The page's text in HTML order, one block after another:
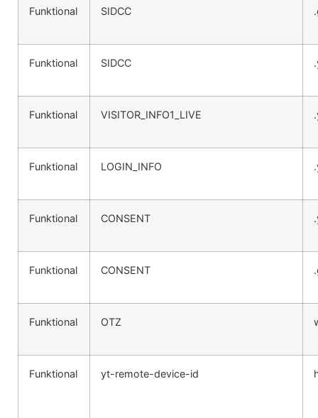
Funktional SIDCC
Funktional SIDCC
Funktional VISITOR_INFO1_LIVE
Funktional LOGIN_INFO
Funktional CONSENT
Funktional CONSENT
Funktional OTZ
Funktional yt-remote-device-id